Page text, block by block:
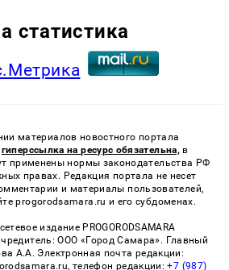
статистика
материалов новостного портала
гиперссылка на ресурс обязательна, в
применены нормы законодательства РФ
правах. Редакция портала не несет
и материалы пользователей,
progorodsamara.ru и его субдоменах.
издание PROGORODSAMARA
ООО «Город Самара». Главный
А.А. Электронная почта редакции:
телефон редакции:+7 (987)